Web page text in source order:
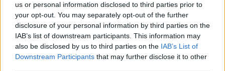
us or personal information disclosed to third parties prior to
your opt-out. You may separately opt-out of the further
disclosure of your personal information by third parties on the
IAB’s list of downstream participants. This information may
also be disclosed by us to third parties on the IAB’s List of
Downstream Participants that may further disclose it to other